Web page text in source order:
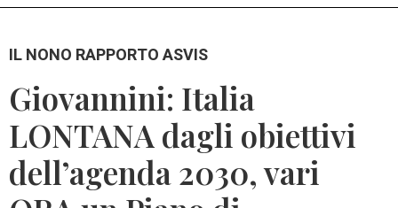
IL NONO RAPPORTO ASVIS
Giovannini: Italia
LONTANA dagli obiettivi
dell’agenda 2030, vari